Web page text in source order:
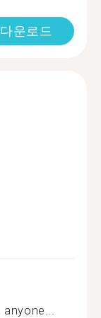
운로드
anyone...